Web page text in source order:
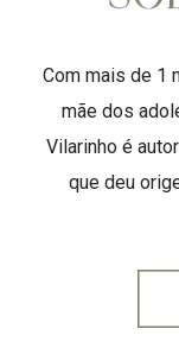
Com mais de 1
mãe dos
Vilarinho é
que deu